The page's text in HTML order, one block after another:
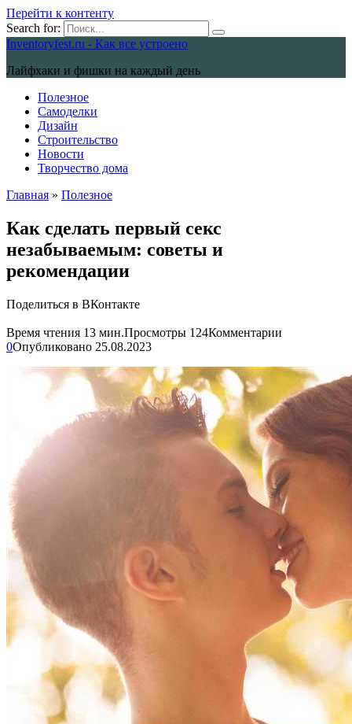
Перейти к контенту
Search for:
Inventoryfest.ru - Как все устроено
Лайфхаки и фишки на каждый день
Полезное
Самоделки
Дизайн
Строительство
Новости
Творчество дома
Главная » Полезное
Как сделать первый секс
незабываемым: советы и
рекомендации
Поделиться в ВКонтакте
Время чтения 13 мин.Просмотры 124Комментарии
0Опубликовано 25.08.2023